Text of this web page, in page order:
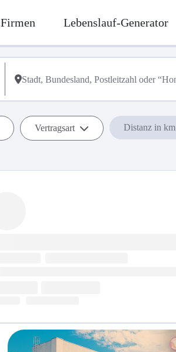
Firmen Lebenslauf-Generator
Vertragsart Distanz in km